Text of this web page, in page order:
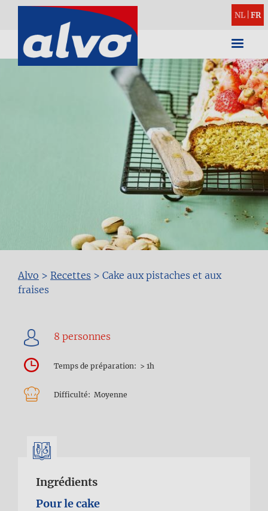
NL FR
Fil
Alvo > Recettes > Cake aux pistaches et aux
fraises
Temps de préparation > 1h
Difficulté Moyenne
Ingrédients
Pour le cake